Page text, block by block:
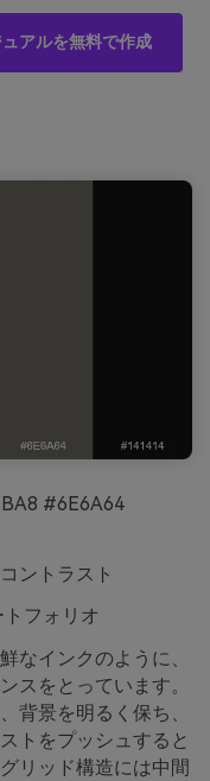
アルを無料で作成
#6E6A64
ントラスト
フォリオ
なインクのように、
スをとっています。
背景を明るく保ち、
トをプッシュすると
リッド構造には中間